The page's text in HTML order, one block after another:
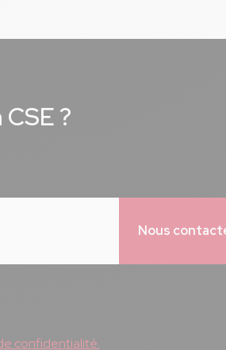
?
Nous
confidentialité.